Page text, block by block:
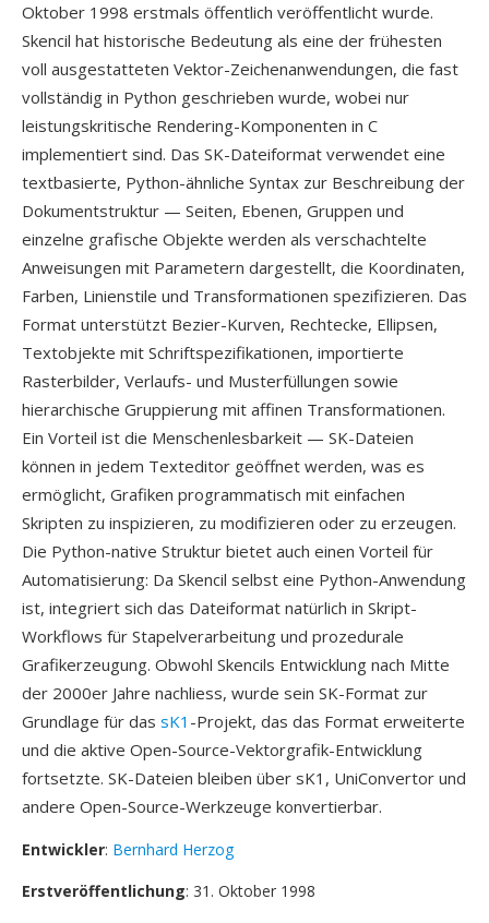
Oktober 1998 erstmals öffentlich veröffentlicht wurde.
Skencil hat historische Bedeutung als eine der frühesten
voll ausgestatteten Vektor-Zeichenanwendungen, die fast
vollständig in Python geschrieben wurde, wobei nur
leistungskritische Rendering-Komponenten in C
implementiert sind. Das SK-Dateiformat verwendet eine
textbasierte, Python-ähnliche Syntax zur Beschreibung der
Dokumentstruktur — Seiten, Ebenen, Gruppen und
einzelne grafische Objekte werden als verschachtelte
Anweisungen mit Parametern dargestellt, die Koordinaten,
Farben, Linienstile und Transformationen spezifizieren. Das
Format unterstützt Bezier-Kurven, Rechtecke, Ellipsen,
Textobjekte mit Schriftspezifikationen, importierte
Rasterbilder, Verlaufs- und Musterfüllungen sowie
hierarchische Gruppierung mit affinen Transformationen.
Ein Vorteil ist die Menschenlesbarkeit — SK-Dateien
können in jedem Texteditor geöffnet werden, was es
ermöglicht, Grafiken programmatisch mit einfachen
Skripten zu inspizieren, zu modifizieren oder zu erzeugen.
Die Python-native Struktur bietet auch einen Vorteil für
Automatisierung: Da Skencil selbst eine Python-Anwendung
ist, integriert sich das Dateiformat natürlich in Skript-
Workflows für Stapelverarbeitung und prozedurale
Grafikerzeugung. Obwohl Skencils Entwicklung nach Mitte
der 2000er Jahre nachliess, wurde sein SK-Format zur
Grundlage für das sK1 -Projekt, das das Format erweiterte
und die aktive Open-Source-Vektorgrafik-Entwicklung
fortsetzte. SK-Dateien bleiben über sK1, UniConvertor und
andere Open-Source-Werkzeuge konvertierbar.
Entwickler: Bernhard Herzog
Erstveröffentlichung: 31. Oktober 1998